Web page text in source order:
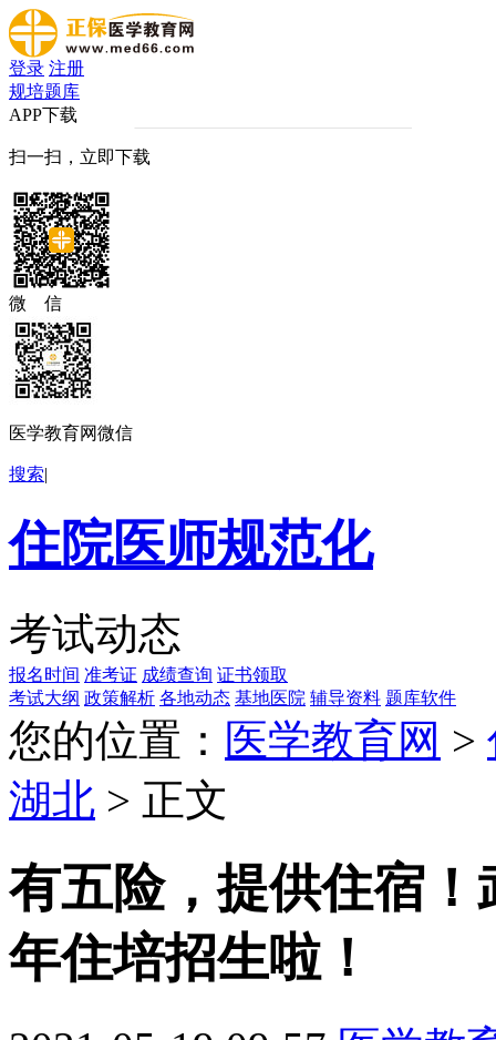
登录 注册
规培题库
APP下载
扫一扫，立即下载
微 信
医学教育网微信
搜索|
住院医师规范化
考试动态
报名时间 准考证 成绩查询 证书领取
考试大纲 政策解析 各地动态 基地医院 辅导资料 题库软件
您的位置： 医学教育网 >
湖北 > 正文
有五险，提供住宿！
年住培招生啦！